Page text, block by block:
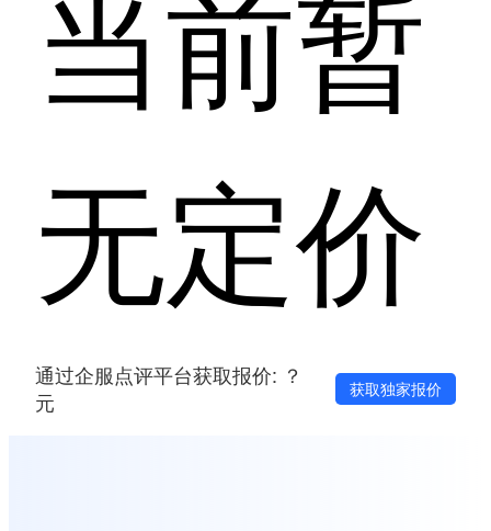
当前暂
无定价
通过企服点评平台获取报价: ？
元
获取独家报价